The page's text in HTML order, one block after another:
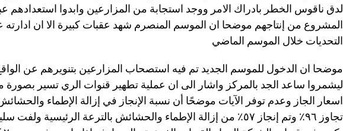
لدق ناقوس الخطر بادراك الامر ووجد استجابة من المزارعين وابدوا استعدادهم
المشروع من إنتاجهم موضحا ان الموسم المنصرم شهد عقبات كبيرة الا ان
التحديات خلال الموسم الماضي
موضحا ان الدخول للموسم الجديد تم فيه استصحاب المزارعين بتنويرهم عن
ليشمروا ساعد الجد بالمركز واشار الى ان عملية تطهير قنوات الري تسير بصورة
اسعار الجاز وعدم توفر الآيات موضحًا أن نسبة الإنجاز في إزالة الإطماء
تجاوز ٩٦٪ وتم إنجاز ٥٧٪ من إزالة الإطماء والحشائش بالترعة الرئيسية